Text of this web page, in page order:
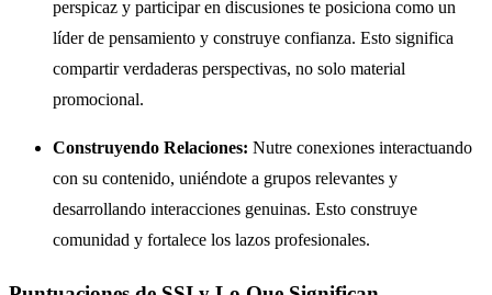
perspicaz y participar en discusiones te posiciona como un
líder de pensamiento y construye confianza. Esto significa
compartir verdaderas perspectivas, no solo material
promocional.
Construyendo Relaciones: Nutre conexiones interactuando
con su contenido, uniéndote a grupos relevantes y
desarrollando interacciones genuinas. Esto construye
comunidad y fortalece los lazos profesionales.